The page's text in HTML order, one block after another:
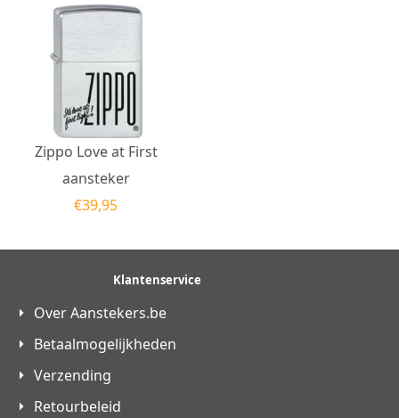
Zippo Love at First
aansteker
€39,95
Klantenservice
Over Aanstekers.be
Betaalmogelijkheden
Verzending
Retourbeleid